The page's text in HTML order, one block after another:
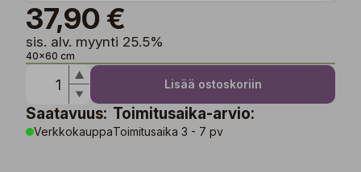
37,90 €
sis. alv. myynti 25.5%
40x60 cm
Lisää ostoskoriin
Saatavuus:
Verkkokauppa
Toimitusaika-arvio:
Toimitusaika 3 - 7 pv